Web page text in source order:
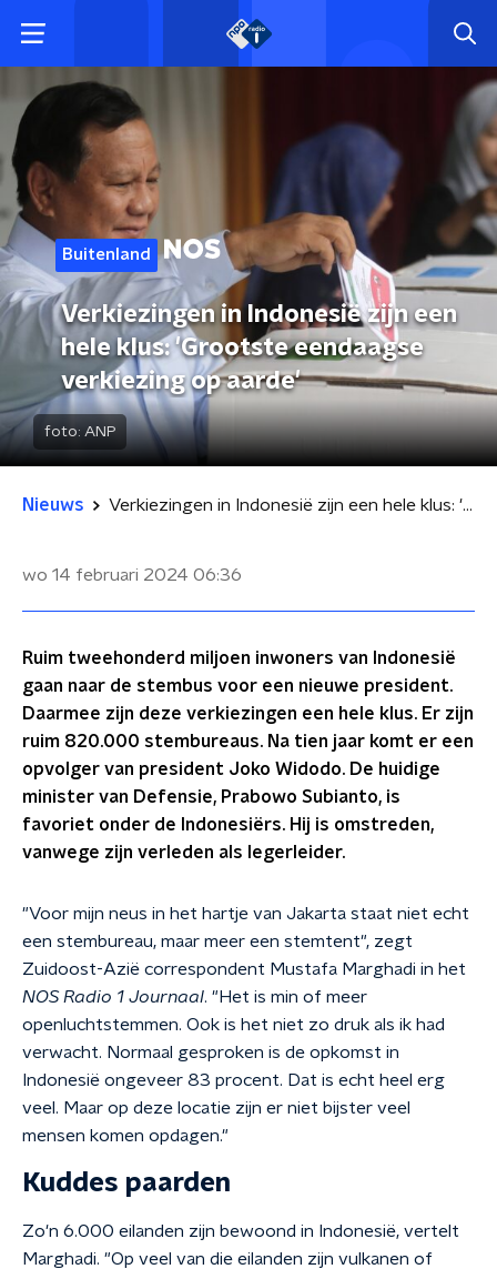
Buitenland
Verkiezingen in Indonesië zijn een
hele klus: 'Grootste eendaagse
verkiezing op aarde'
foto: ANP
Nieuws Verkiezingen in Indonesië zijn een hele klus: 'Grootste eendaagse verkiezing op aarde'
wo 14 februari 2024 06:36
Ruim tweehonderd miljoen inwoners van Indonesië
gaan naar de stembus voor een nieuwe president.
Daarmee zijn deze verkiezingen een hele klus. Er zijn
ruim 820.000 stembureaus. Na tien jaar komt er een
opvolger van president Joko Widodo. De huidige
minister van Defensie, Prabowo Subianto, is
favoriet onder de Indonesiërs. Hij is omstreden,
vanwege zijn verleden als legerleider.
"Voor mijn neus in het hartje van Jakarta staat niet echt
een stembureau, maar meer een stemtent", zegt
Zuidoost-Azië correspondent Mustafa Marghadi in het
NOS Radio 1 Journaal. "Het is min of meer
openluchtstemmen. Ook is het niet zo druk als ik had
verwacht. Normaal gesproken is de opkomst in
Indonesië ongeveer 83 procent. Dat is echt heel erg
veel. Maar op deze locatie zijn er niet bijster veel
mensen komen opdagen."
Kuddes paarden
Zo'n 6.000 eilanden zijn bewoond in Indonesië, vertelt
Marghadi. "Op veel van die eilanden zijn vulkanen of